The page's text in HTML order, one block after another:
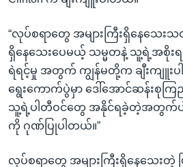
“လုပ်စရာတွေ အများကြီးရှိနေသေ
ရှိနေသေးပေမယ့် သမ္မတနဲ့ သူ့ရဲ့အစို
ရဲရင့်မှု အတွက် ကျွန်မတို့က ချီးကျူး
ရွေးကောက်ပွဲမှာ ဒေါ်အောင်ဆန်းစု
သူ့ရဲ့ပါတီဝင်တွေ အနိုင်ရခဲ့တဲ့အတွက်ပါ
ကို ဂုဏ်ပြုပါတယ်။”
လုပ်စရာတွေ အများကြီးရှိနေသေးတဲ့ ပ